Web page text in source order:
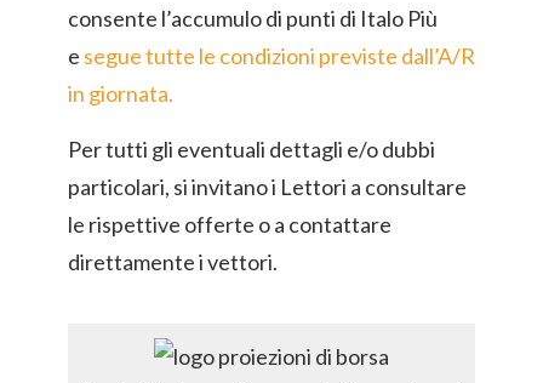
consente l’accumulo di punti di Italo Più
e segue tutte le condizioni previste dall’A/R
in giornata.
Per tutti gli eventuali dettagli e/o dubbi
particolari, si invitano i Lettori a consultare
le rispettive offerte o a contattare
direttamente i vettori.